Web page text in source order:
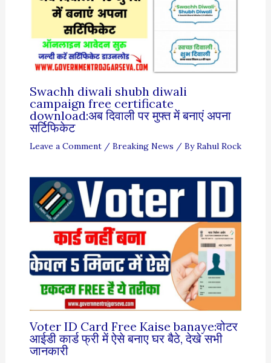
Swachh diwali shubh diwali
campaign free certificate
download:अब दिवाली पर मुफ्त में बनाएं अपना
सर्टिफिकेट
Leave a Comment / Breaking News / ByRahul Rock
Voter ID Card Free Kaise banaye:वोटर
आईडी कार्ड फ्री में ऐसे बनाए घर बैठे, देखे सभी
जानकारी